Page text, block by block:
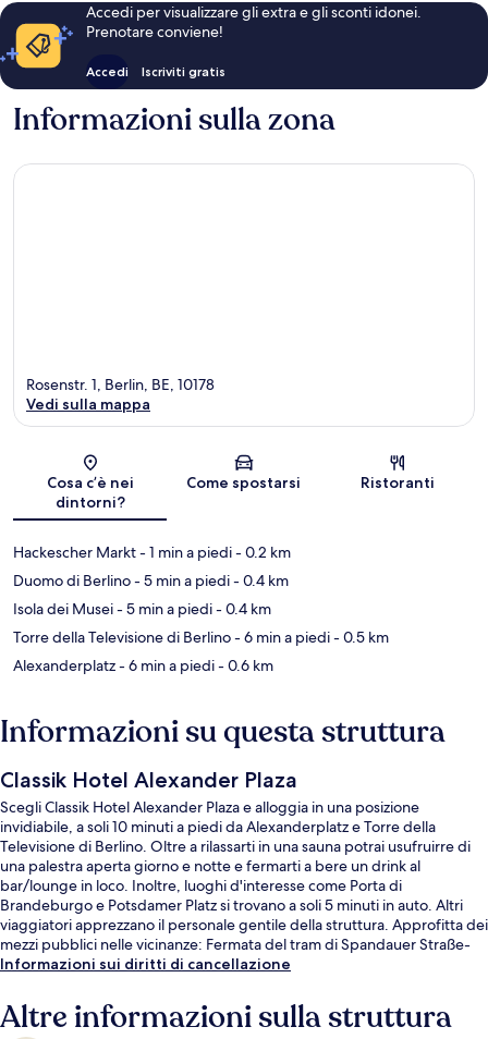
Accedi per visualizzare gli extra e gli sconti idonei.
Prenotare conviene!
Accedi Iscriviti gratis
Informazioni sulla zona
Mappa
Rosenstr. 1, Berlin, BE, 10178
Vedi sulla mappa
Cosa c’è nei
dintorni?
Come spostarsi Ristoranti
Hackescher Markt- 1 min a piedi- 0.2 km
Duomo di Berlino- 5 min a piedi- 0.4 km
Isola dei Musei- 5 min a piedi- 0.4 km
Torre della Televisione di Berlino- 6 min a piedi- 0.5 km
Alexanderplatz- 6 min a piedi- 0.6 km
Informazioni su questa struttura
Classik Hotel Alexander Plaza
Scegli Classik Hotel Alexander Plaza e alloggia in una posizione
invidiabile, a soli 10 minuti a piedi da Alexanderplatz e Torre della
Televisione di Berlino. Oltre a rilassarti in una sauna potrai usufruirre di
una palestra aperta giorno e notte e fermarti a bere un drink al
bar/lounge in loco. Inoltre, luoghi d'interesse come Porta di
Brandeburgo e Potsdamer Platz si trovano a soli 5 minuti in auto. Altri
viaggiatori apprezzano il personale gentile della struttura. Approfitta dei
mezzi pubblici nelle vicinanze: Fermata del tram di Spandauer Straße-
Marienkirche è a 3 min e Stazione di Hackescher Markt a 4 min a piedi.
Informazioni sui diritti di cancellazione
Altre informazioni sulla struttura